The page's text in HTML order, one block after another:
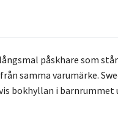
påskhare som
samma varumärke.
bokhyllan i barnrummet